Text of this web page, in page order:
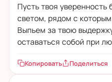
Пусть твоя уверенность
светом, рядом с
Выпьем за твою
оставаться собой при
Копировать Поделиться